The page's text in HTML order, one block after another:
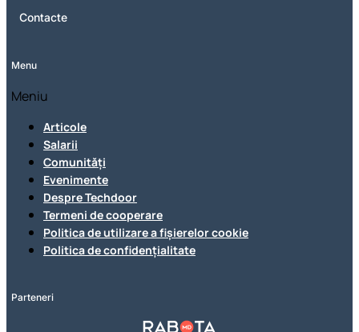
Contacte
Menu
Meniu
Articole
Salarii
Comunități
Evenimente
Despre Techdoor
Termeni de cooperare
Politica de utilizare a fișierelor cookie
Politica de confidențialitate
Parteneri